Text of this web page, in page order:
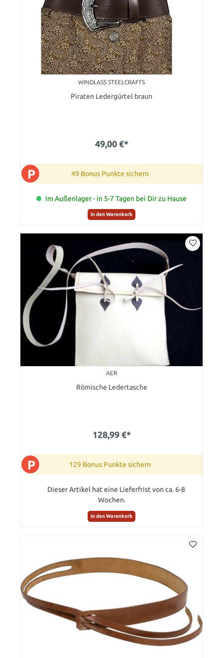
WINDLASS STEELCRAFTS
Piraten Ledergürtel braun
49,00 €*
P 49 Bonus Punkte sichern
Im Außenlager - in 5-7 Tagen bei Dir zu Hause
In den Warenkorb
AER
Römische Ledertasche
128,99 €*
P 129 Bonus Punkte sichern
Dieser Artikel hat eine Lieferfrist von ca. 6-8
Wochen.
In den Warenkorb